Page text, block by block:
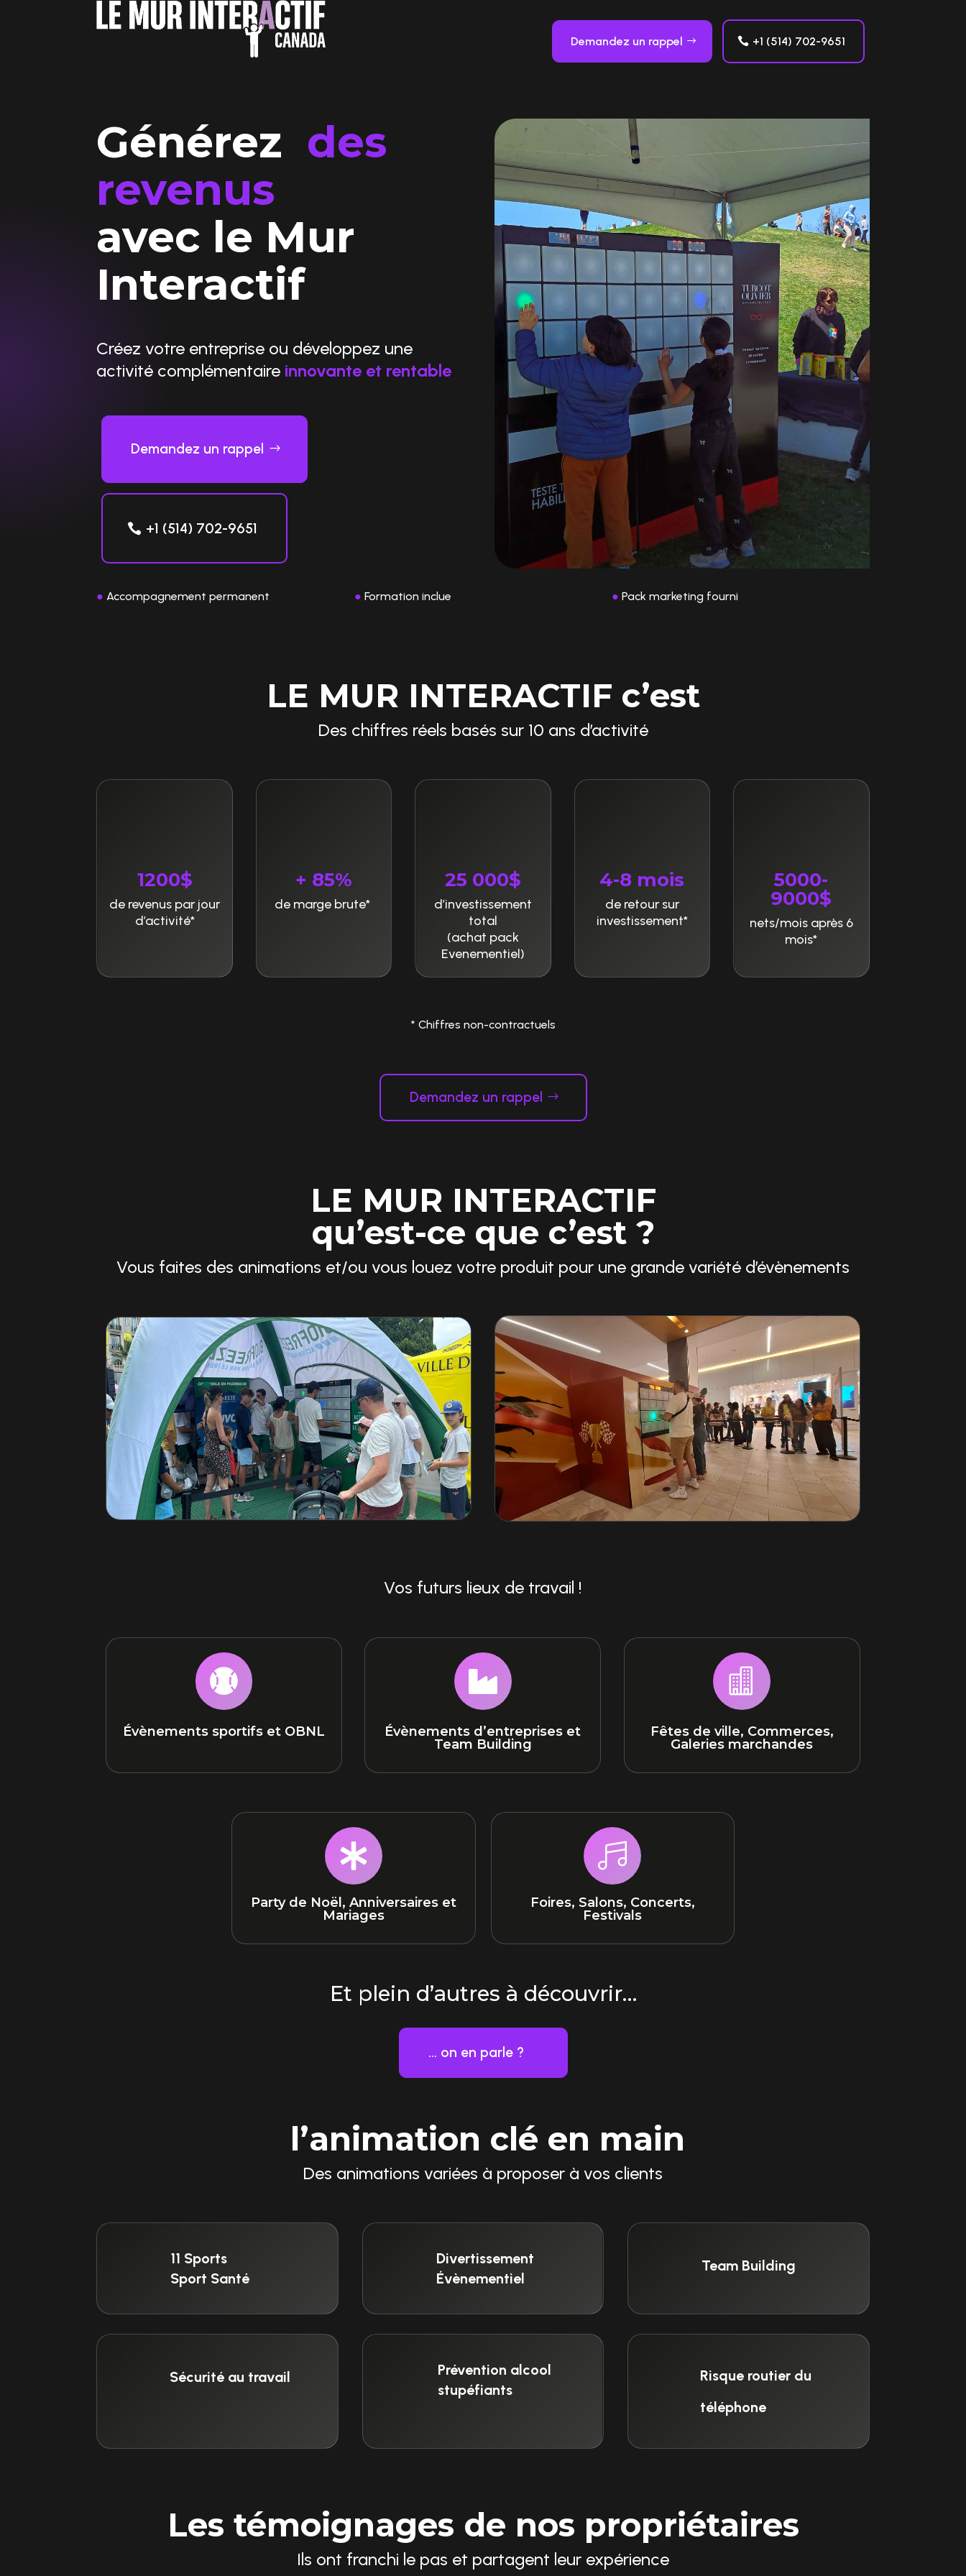
Demandez un rappel +1 (514) 702-9651
Générez des
revenus
avec le Mur
Interactif
Créez votre entreprise ou développez une
activité complémentaire innovante et rentable
Demandez un rappel
+1 (514) 702-9651
● Accompagnement permanent ● Formation inclue ● Pack marketing fourni
LE MUR INTERACTIF c’est
Des chiffres réels basés sur 10 ans d’activité
1200$
de revenus par jour
d’activité*
+ 85%
de marge brute*
25 000$
d’investissement
total
(achat pack
Evenementiel)
4-8 mois
de retour sur
investissement*
5000-
9000$
nets/mois après 6
mois*
* Chiffres non-contractuels
Demandez un rappel
LE MUR INTERACTIF
qu’est-ce que c’est ?
Vous faites des animations et/ou vous louez votre produit pour une grande variété d’évènements
Vos futurs lieux de travail !

Évènements sportifs et OBNL

Évènements d’entreprises et
Team Building

Fêtes de ville, Commerces,
Galeries marchandes

Party de Noël, Anniversaires et
Mariages

Foires, Salons, Concerts,
Festivals
Et plein d’autres à découvrir…
... on en parle ?
l’animation clé en main
Des animations variées à proposer à vos clients
11 Sports
Sport Santé
Divertissement
Évènementiel
Team Building
Sécurité au travail
Prévention alcool
stupéfiants
Risque routier du
téléphone
Les témoignages de nos propriétaires
Ils ont franchi le pas et partagent leur expérience